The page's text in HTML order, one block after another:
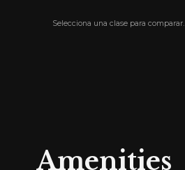
Selecciona una clase para comparar.
Amenities